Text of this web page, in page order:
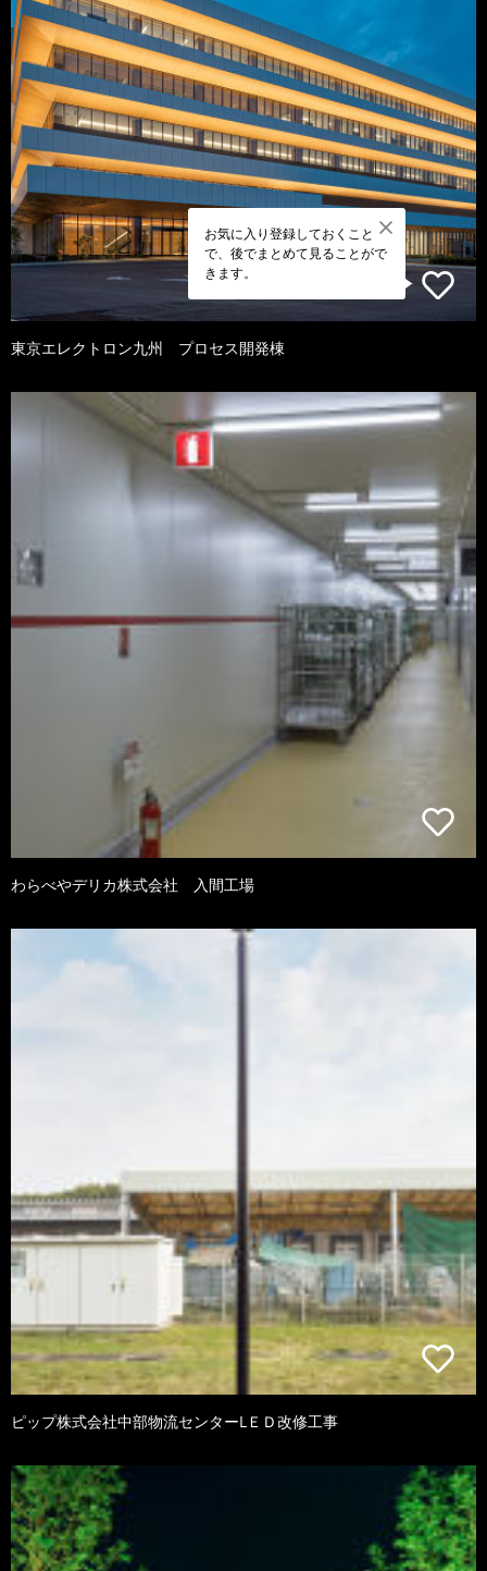
お気に入り登録しておくこと
で、後でまとめて見ることがで
きます。
東京エレクトロン九州 プロセス開発棟
わらべやデリカ株式会社 入間工場
ピップ株式会社中部物流センターLＥＤ改修工事